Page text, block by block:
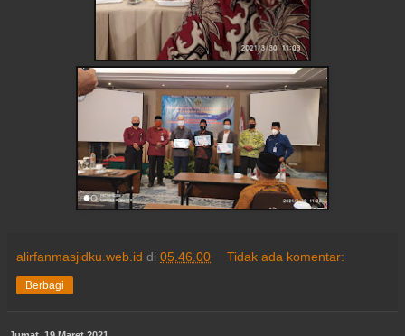
alirfanmasjidku.web.id di 05.46.00 Tidak ada komentar:
Berbagi